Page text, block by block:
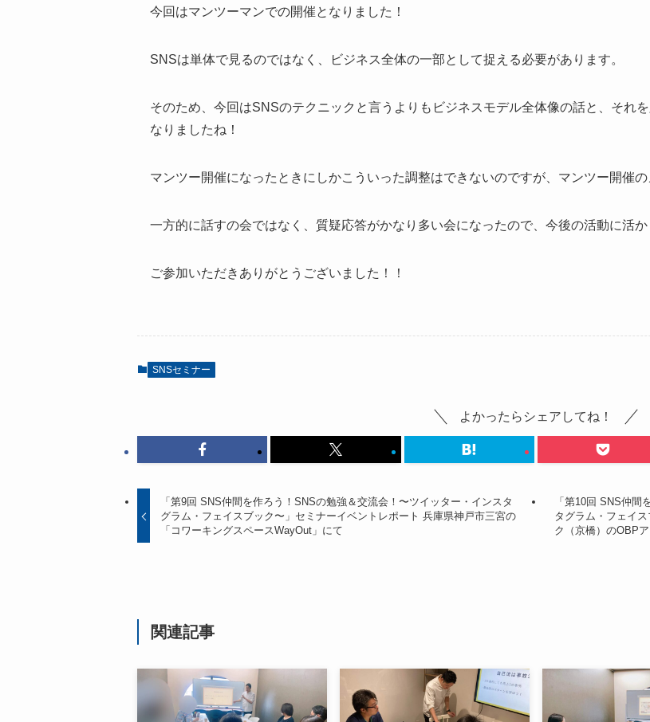
今回はマンツーマンでの開催となりました！
SNSは単体で見るのではなく、ビジネス全体の一部として捉える必要があります。
そのため、今回はSNSのテクニックと言うよりもビジネスモデル全体像の話と、それ
なりましたね！
マンツー開催になったときにしかこういった調整はできないのですが、マンツー開催
一方的に話すの会ではなく、質疑応答がかなり多い会になったので、今後の活動に活か
ご参加いただきありがとうございました！！
SNSセミナー
よかったらシェアしてね！
「第9回 SNS仲間を作ろう！SNSの勉強＆交流会！〜ツイッター・インスタ
グラム・フェイスブック〜」セミナーイベントレポート 兵庫県神戸市三宮の
「コワーキングスペースWayOut」にて
「第10回 SNS仲間
タグラム・フェイ
ク（京橋）のOBP
関連記事